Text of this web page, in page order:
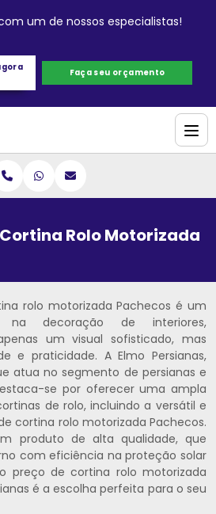
um de nossos especialistas!
Faça seu orçamento
ROLO MOTORIZADA PACHECOS
Rolo Motorizada
rolo motorizada Pachecos é um
na decoração de interiores,
um visual sofisticado, mas
e praticidade. A Elmo Persianas,
atua no segmento de persianas e
se por oferecer uma ampla
de rolo, incluindo a versátil e
cortina rolo motorizada Pachecos.
produto de alta qualidade, que
com eficiência na proteção solar
preço de cortina rolo motorizada
é a escolha perfeita para o seu